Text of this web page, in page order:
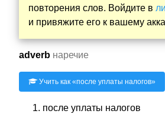
повторения слов. Войдите в
и привяжите его к вашему
adverb наречие
Учить как «после уплаты налогов»
после уплаты налогов